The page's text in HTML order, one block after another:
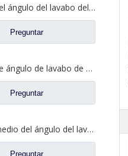
Engranaje del ángulo del lavabo del eje trasero para los recambios 81.35199.6532 de Shamcan AulongTruck
Preguntar
Engranaje de ángulo de lavabo de puente medio para Shamcan AulongTruck repuestos DZ9112320689
Preguntar
Engranaje medio del ángulo del lavabo del puente para los recambios WG7121320252 del camión de Sinotruk Steyr
Preguntar